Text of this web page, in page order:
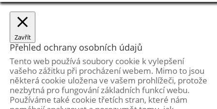
Zavřít
Přehled ochrany osobních údajů
Tento web používá soubory cookie k vylepšení
vašeho zážitku při procházení webem. Mimo to jsou
některá cookie uložena ve vašem prohlížeči, protože
nezbytná pro fungování základních funkcí webu.
Používáme také cookie třetích stran, které nám